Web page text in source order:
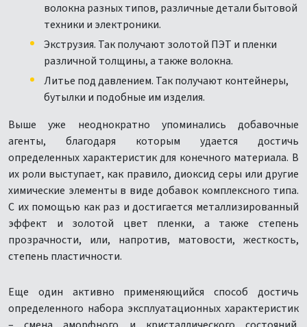
волокна разных типов, различные детали бытовой
техники и электроники.
Экструзия. Так получают золотой ПЭТ и пленки
различной толщины, а также волокна.
Литье под давлением. Так получают контейнеры,
бутылки и подобные им изделия.
Выше уже неоднократно упоминались добавочные
агенты, благодаря которым удается достичь
определенных характеристик для конечного материала. В
их роли выступает, как правило, диоксид серы или другие
химические элементы в виде добавок комплексного типа.
С их помощью как раз и достигается металлизированный
эффект и золотой цвет пленки, а также степень
прозрачности, или, напротив, матовости, жесткость,
степень пластичности.
Еще один активно применяющийся способ достичь
определенного набора эксплуатационных характеристик